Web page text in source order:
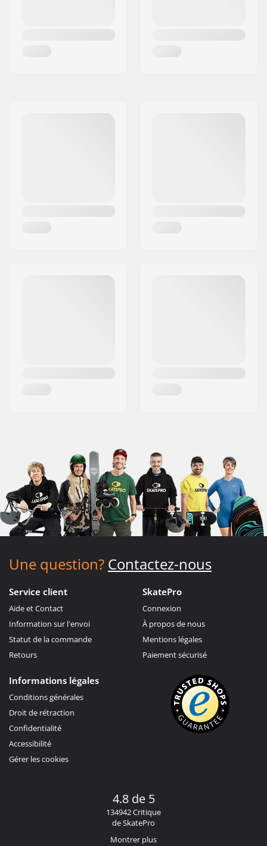
Une question? Contactez-nous
Service client
Aide et Contact
Information sur l'envoi
Statut de la commande
Retours
SkatePro
Connexion
À propos de nous
Mentions légales
Paiement sécurisé
Informations légales
Conditions générales
Droit de rétraction
Confidentialité
Accessibilité
Gérer les cookies
4.8 de 5
134942 Critique
de SkatePro
Montrer plus